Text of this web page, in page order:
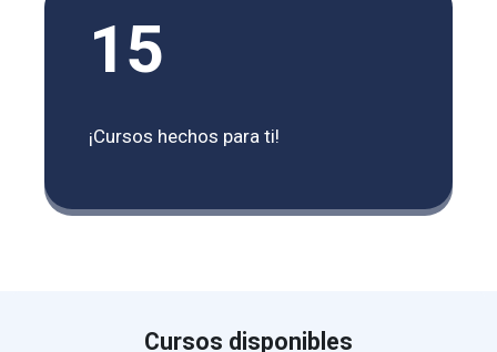
15
¡Cursos hechos para ti!
Cursos disponibles